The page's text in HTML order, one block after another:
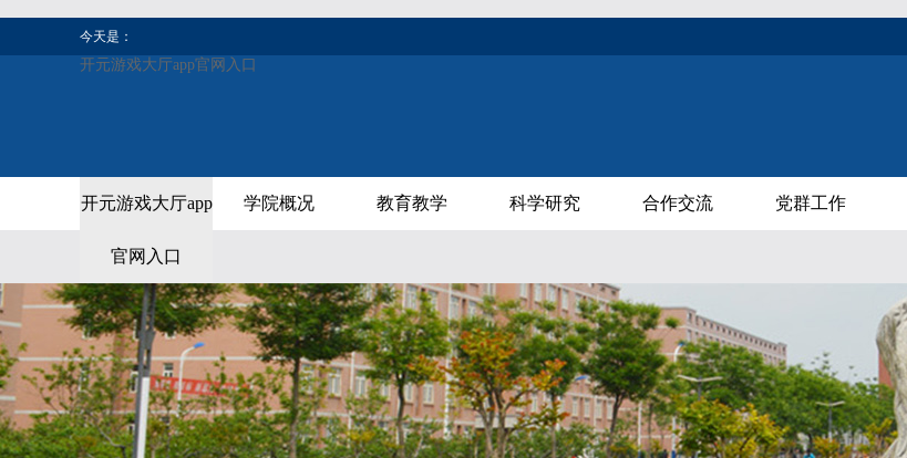
今天是：
开元游戏大厅app官网入口
开元游戏大厅app
官网入口
学院概况 教育教学 科学研究 合作交流 党群工作